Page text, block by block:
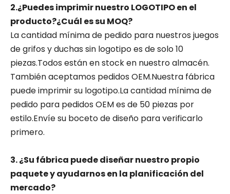
2.¿Puedes imprimir nuestro LOGOTIPO en el
producto?¿Cuál es su MOQ?
La cantidad mínima de pedido para nuestros juegos
de grifos y duchas sin logotipo es de solo 10
piezas.Todos están en stock en nuestro almacén.
También aceptamos pedidos OEM.Nuestra fábrica
puede imprimir su logotipo.La cantidad mínima de
pedido para pedidos OEM es de 50 piezas por
estilo.Envíe su boceto de diseño para verificarlo
primero.
3. ¿Su fábrica puede diseñar nuestro propio
paquete y ayudarnos en la planificación del
mercado?